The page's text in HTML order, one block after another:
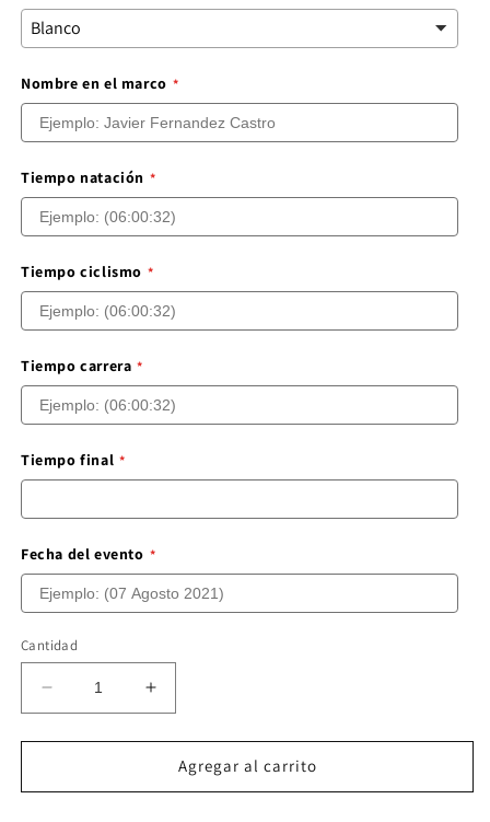
Nombre en el marco
Tiempo natación
Tiempo ciclismo
Tiempo carrera
Tiempo final
Fecha del evento
Cantidad
Reducir
cantidad
para
IRONMAN
Aumentar
cantidad
para
VINFAST
IRONMAN
Agregar al carrito